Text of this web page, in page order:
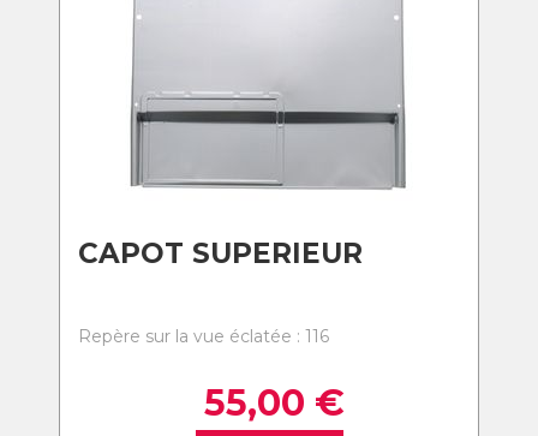
CAPOT SUPERIEUR
Repère sur la vue éclatée : 116
55,00 €